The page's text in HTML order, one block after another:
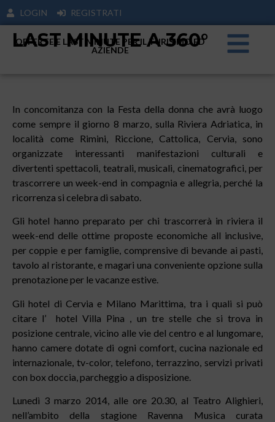
LOGIN REGISTRATI
LAST MINUTE A 360°
OFFERTE E LAST MINUTE PER IL TURISIMO ED
AZIENDE
In concomitanza con la Festa della donna che avrà luogo
come sempre il giorno 8 marzo, sulla Riviera Adriatica, in
località come Rimini, Riccione, Cattolica, Cervia, sono
organizzate interessanti manifestazioni culturali e
divertenti spettacoli, teatrali, musicali, cinematografici, per
trascorrere un week-end in compagnia e allegria, perché la
ricorrenza si celebra di sabato.
Gli hotel hanno preparato per chi trascorrerà in riviera il
week-end delle ottime proposte economiche all inclusive,
per coppie e per famiglie, comprensive di bevande ai pasti,
tavolo al ristorante, e magari una conveniente opzione sulla
prenotazione per le vacanze estive.
Gli hotel di Cervia e Milano Marittima, tra i quali si può
citare l’ hotel Villa Pina , un tre stelle che si trova in
posizione centrale, vicino alle vie del centro e al lungomare,
hanno camere dotate di ogni comfort, cucina nazionale ed
internazionale, tv-color, telefono, terrazzino, servizi privati
con box doccia, parcheggio a disposizione.
Lunedì 3 marzo 2014, alle ore 20.30, al Teatro Alighieri,
nell’ambito della stagione Ravenna Musica curata